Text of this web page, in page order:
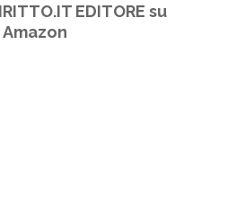
EDITORE su
Amazon